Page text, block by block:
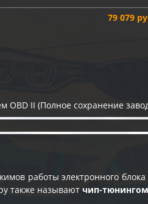
79 079
II (Полное сохранение
работы электронного
также называют чип-тюнингом